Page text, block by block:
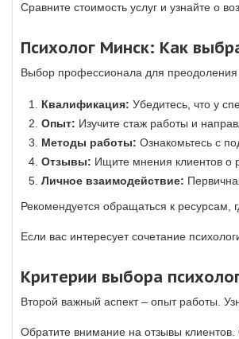
Сравните стоимость услуг и узнайте о
Психолог Минск: Как
Выбор профессионала для преодоления
Квалификация: Убедитесь, что у
Опыт: Изучите стаж работы и
Методы работы: Ознакомьтесь с
Отзывы: Ищите мнения клиентов о
Личное взаимодействие:
Рекомендуется обращаться к
Если вас интересует сочетание
Критерии выбора
Второй важный аспект – опыт работы.
Обратите внимание на отзывы